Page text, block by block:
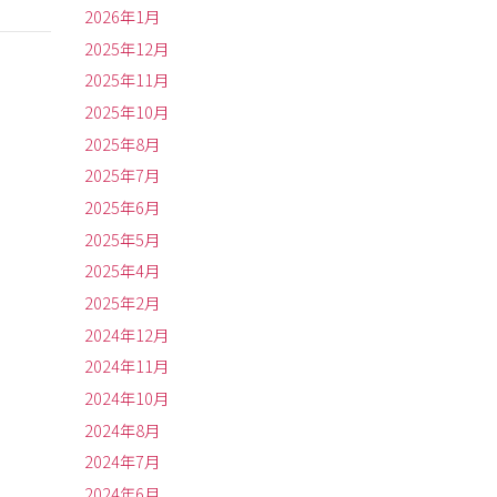
2026年1月
2025年12月
2025年11月
2025年10月
2025年8月
2025年7月
2025年6月
2025年5月
2025年4月
2025年2月
2024年12月
2024年11月
2024年10月
2024年8月
2024年7月